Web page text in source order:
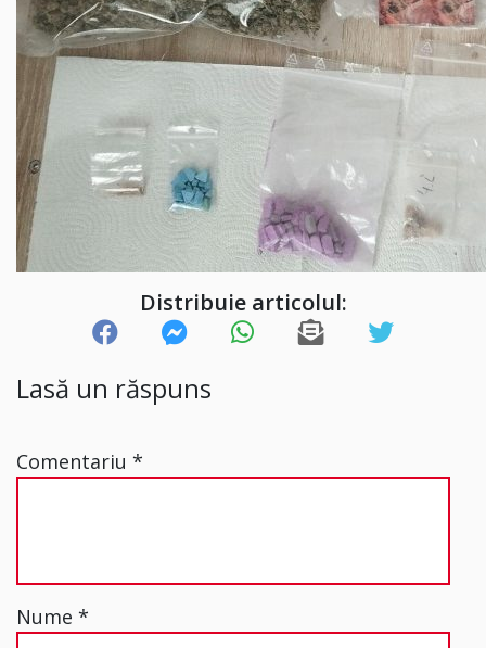
Distribuie articolul:
Lasă un răspuns
Comentariu *
Nume *